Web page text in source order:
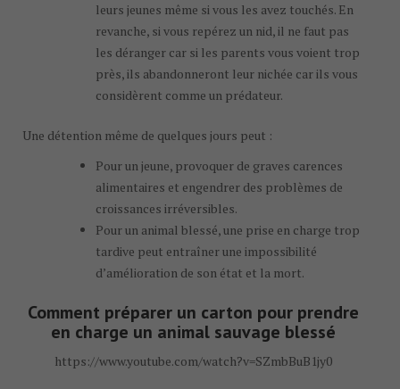
leurs jeunes même si vous les avez touchés. En
revanche, si vous repérez un nid, il ne faut pas
les déranger car si les parents vous voient trop
près, ils abandonneront leur nichée car ils vous
considèrent comme un prédateur.
Une détention même de quelques jours peut :
Pour un jeune, provoquer de graves carences
alimentaires et engendrer des problèmes de
croissances irréversibles.
Pour un animal blessé, une prise en charge trop
tardive peut entraîner une impossibilité
d’amélioration de son état et la mort.
Comment préparer un carton pour prendre
en charge un animal sauvage blessé
https://www.youtube.com/watch?v=SZmbBuB1jy0